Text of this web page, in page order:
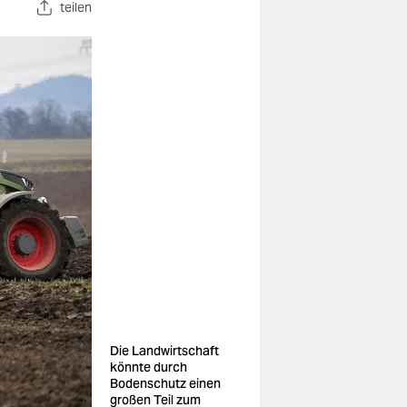
teilen
Die Landwirtschaft
könnte durch
Bodenschutz einen
großen Teil zum